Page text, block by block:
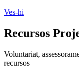
Ves-hi
Recursos
Voluntariat,
recursos